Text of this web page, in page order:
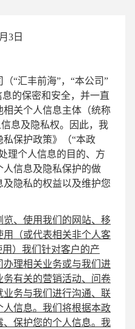
3日
“汇丰前海”，“本公司”
的保密和安全，并一直
关个人信息主体（统称
息及隐私权。因此，我
保护政策》（“本政
理个人信息的目的、方
信息及隐私保护的做
隐私的权益以及维护您
、使用我们的网站、移
（或代表相关非个人客
）我们针对客户的产
理相关业务或与我们进
有关的营销活动、问卷
务与我们进行沟通、联
信息。我们将根据本政
保护您的个人信息。我